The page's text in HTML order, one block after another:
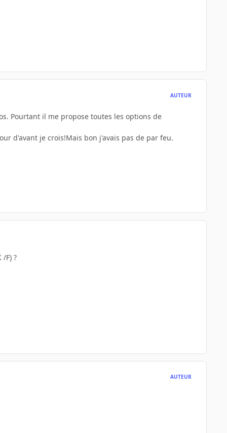
AUTEUR
Pourtant il me propose toutes les options de
d'avant je crois!Mais bon j'avais pas de par feu.
F) ?
AUTEUR